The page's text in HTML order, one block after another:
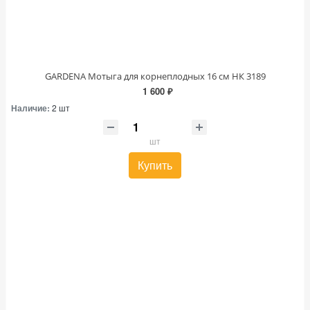
GARDENA Мотыга для корнеплодных 16 см НК 3189
1 600 ₽
Наличие: 2 шт
шт
Купить